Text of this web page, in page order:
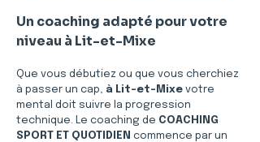
Un coaching adapté pour votre
niveau à Lit-et-Mixe
Que vous débutiez ou que vous cherchiez
à passer un cap, à Lit-et-Mixe votre
mental doit suivre la progression
technique. Le coaching de COACHING
SPORT ET QUOTIDIEN commence par un